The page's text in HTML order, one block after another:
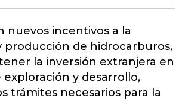
nuevos incentivos a la
producción de hidrocarburos,
la inversión extranjera en
y desarrollo,
trámites necesarios para la